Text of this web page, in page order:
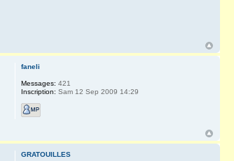
faneli
Messages: 421
Inscription: Sam 12 Sep 2009 14:29
GRATOUILLES